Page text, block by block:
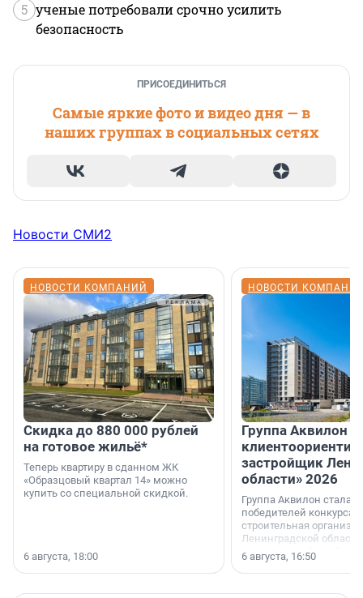
5 ученые потребовали срочно усилить
безопасность
ПРИСОЕДИНИТЬСЯ
Самые яркие фото и видео дня — в
наших группах в социальных сетях
Новости СМИ2
НОВОСТИ КОМПАНИЙ
Скидка до 880 000 рублей
на готовое жильё*
Теперь квартиру в сданном ЖК
«Образцовый квартал 14» можно
купить со специальной скидкой.
6 августа, 18:00
НОВОСТИ
Группа Аквилон
застройщик
области» 2026
Группа Аквилон стала
победителей конкурса
строительная
Ленинградской области
номинации «Самый
застройщик
области».
6 августа, 16:50